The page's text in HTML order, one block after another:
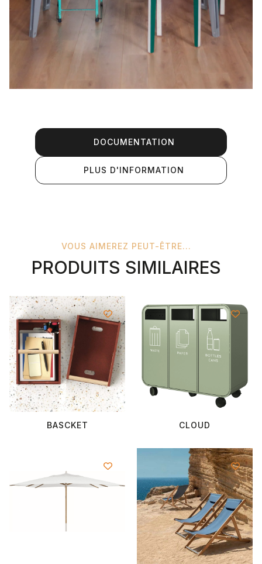
DOCUMENTATION
PLUS D'INFORMATION
VOUS AIMEREZ PEUT-ÊTRE...
PRODUITS SIMILAIRES
BASCKET CLOUD